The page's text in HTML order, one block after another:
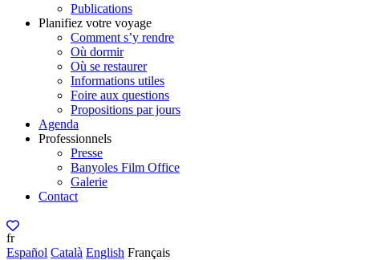
Publications
Planifiez votre voyage
Comment s’y rendre
Où dormir
Où se restaurer
Informations utiles
Foire aux questions
Propositions par jours
Agenda
Professionnels
Presse
Banyoles Film Office
Galerie
Contact
fr
Español Català English Français